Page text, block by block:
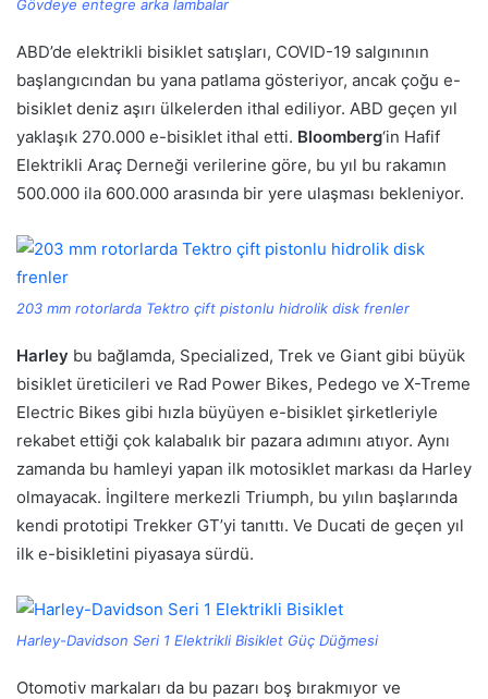
Gövdeye entegre arka lambalar
ABD’de elektrikli bisiklet satışları, COVID-19 salgınının
başlangıcından bu yana patlama gösteriyor, ancak çoğu e-
bisiklet deniz aşırı ülkelerden ithal ediliyor. ABD geçen yıl
yaklaşık 270.000 e-bisiklet ithal etti. Bloomberg‘in Hafif
Elektrikli Araç Derneği verilerine göre, bu yıl bu rakamın
500.000 ila 600.000 arasında bir yere ulaşması bekleniyor.
203 mm rotorlarda Tektro çift pistonlu hidrolik disk frenler
Harley bu bağlamda, Specialized, Trek ve Giant gibi büyük
bisiklet üreticileri ve Rad Power Bikes, Pedego ve X-Treme
Electric Bikes gibi hızla büyüyen e-bisiklet şirketleriyle
rekabet ettiği çok kalabalık bir pazara adımını atıyor. Aynı
zamanda bu hamleyi yapan ilk motosiklet markası da Harley
olmayacak. İngiltere merkezli Triumph, bu yılın başlarında
kendi prototipi Trekker GT’yi tanıttı. Ve Ducati de geçen yıl
ilk e-bisikletini piyasaya sürdü.
Harley-Davidson Seri 1 Elektrikli Bisiklet Güç Düğmesi
Otomotiv markaları da bu pazarı boş bırakmıyor ve